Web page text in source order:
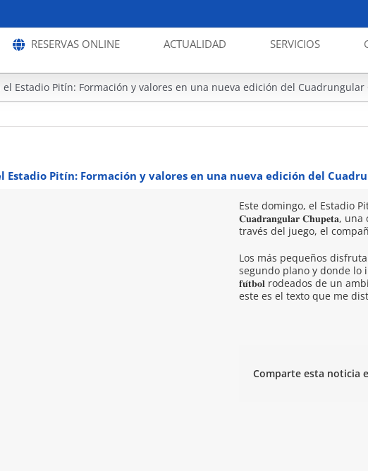
RESERVAS ONLINE ACTUALIDAD SERVICIOS
Estadio Pitín: Formación y valores en una nueva edición del Cuadrungular
Pitín: Formación y valores en una nueva edición del
Este domingo, el Estadio
𝐂𝐮𝐚𝐝𝐫𝐚𝐧𝐠𝐮𝐥𝐚𝐫 𝐂𝐡𝐮𝐩𝐞𝐭𝐚,
través del juego, el
Los más pequeños
segundo plano y donde lo
𝐟𝐮́𝐭𝐛𝐨𝐥 rodeados de un
este es el texto que me
Comparte esta noticia